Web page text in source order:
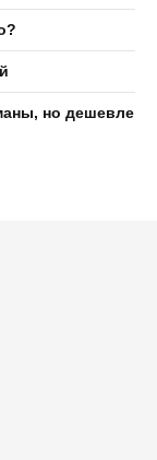
но дешевле